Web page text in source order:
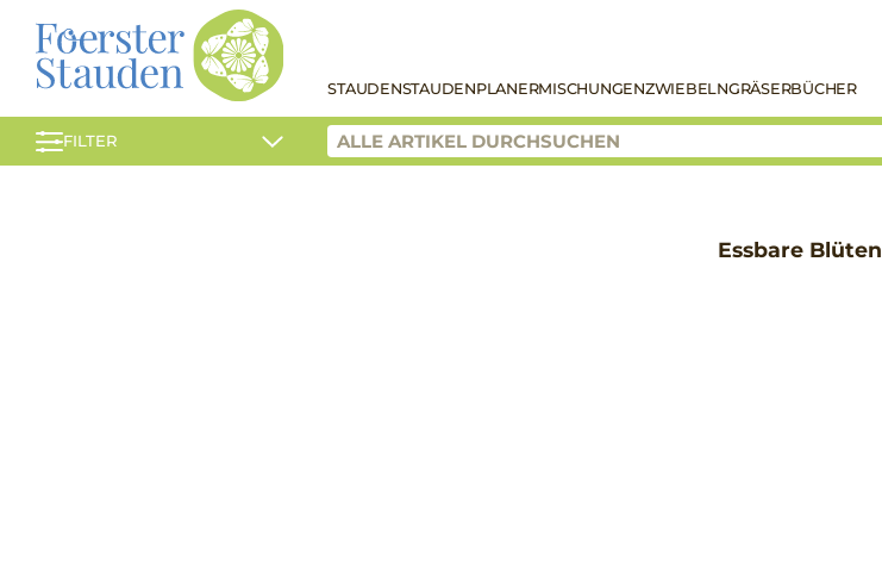
STAUDENSTAUDENPLANERMISCHUNGENZWIEBELNGRÄSERBÜCHER
FILTER
Essbare Blüten